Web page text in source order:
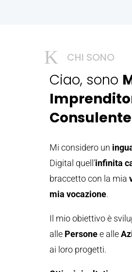
K CHI SONO
Ciao, sono
Mi considero un
Digital quell’infinita
braccetto con la mia
mia vocazione.
Il mio obiettivo è
alle Personee alle
ai loro progetti.